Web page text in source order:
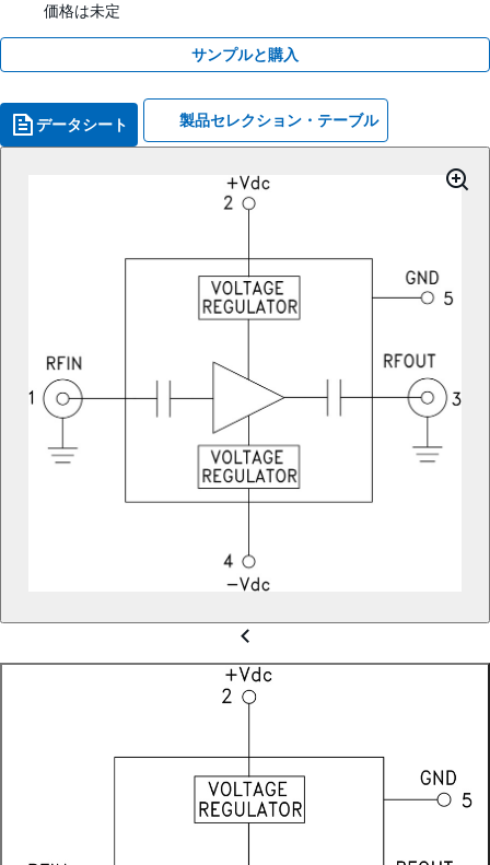
価格は未定
サンプルと購入
データシート 製品セレクション・テーブル